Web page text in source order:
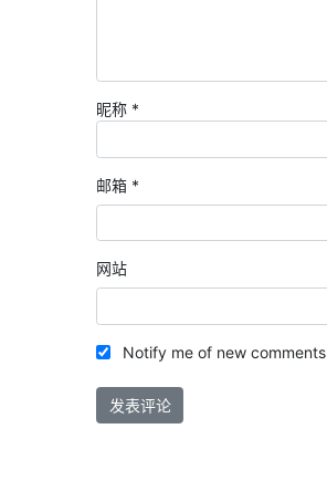
昵称 *
邮箱 *
网站
Notify me of new comments